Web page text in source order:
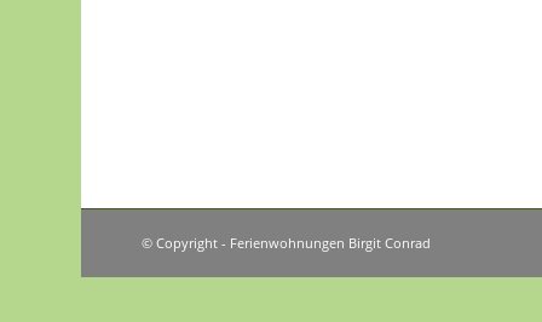
© Copyright - Ferienwohnungen Birgit Conrad